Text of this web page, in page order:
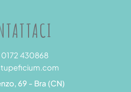
0172 430868
69 - Bra (CN)